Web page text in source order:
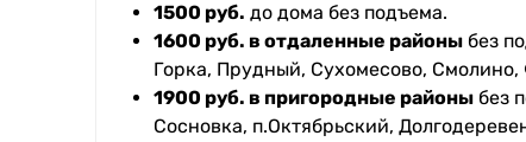
1500 руб. до дома без подъема.
1600 руб. в отдаленные районы без
Горка, Прудный, Сухомесово,
1900 руб. в пригородные районы без
Сосновка, п.Октябрьский,